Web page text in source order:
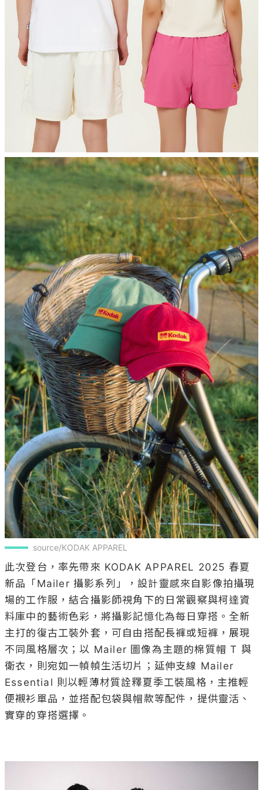
source/KODAK APPAREL
此次登台，率先帶來 KODAK APPAREL 2025 春夏
新品「Mailer 攝影系列」，設計靈感來自影像拍攝現
場的工作服，結合攝影師視角下的日常觀察與柯達資
料庫中的藝術色彩，將攝影記憶化為每日穿搭。全新
主打的復古工裝外套，可自由搭配長褲或短褲，展現
不同風格層次；以 Mailer 圖像為主題的棉質帽 T 與
衛衣，則宛如一幀幀生活切片；延伸支線 Mailer
Essential 則以輕薄材質詮釋夏季工裝風格，主推輕
便襯衫單品，並搭配包袋與帽款等配件，提供靈活、
實穿的穿搭選擇。